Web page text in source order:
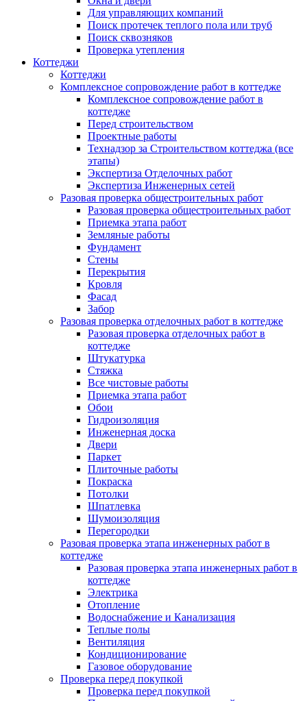
Для управляющих компаний
Поиск протечек теплого пола или труб
Поиск сквозняков
Проверка утепления
Коттеджи
Коттеджи
Комплексное сопровождение работ в коттедже
Комплексное сопровождение работ в
коттедже
Перед строительством
Проектные работы
Технадзор за Строительством коттеджа (все
этапы)
Экспертиза Отделочных работ
Экспертиза Инженерных сетей
Разовая проверка общестроительных работ
Разовая проверка общестроительных работ
Приемка этапа работ
Земляные работы
Фундамент
Стены
Перекрытия
Кровля
Фасад
Забор
Разовая проверка отделочных работ в коттедже
Разовая проверка отделочных работ в
коттедже
Штукатурка
Стяжка
Все чистовые работы
Приемка этапа работ
Обои
Гидроизоляция
Инженерная доска
Двери
Паркет
Плиточные работы
Покраска
Потолки
Шпатлевка
Шумоизоляция
Перегородки
Разовая проверка этапа инженерных работ в
коттедже
Разовая проверка этапа инженерных работ в
коттедже
Электрика
Отопление
Водоснабжение и Канализация
Теплые полы
Вентиляция
Кондиционирование
Газовое оборудование
Проверка перед покупкой
Проверка перед покупкой